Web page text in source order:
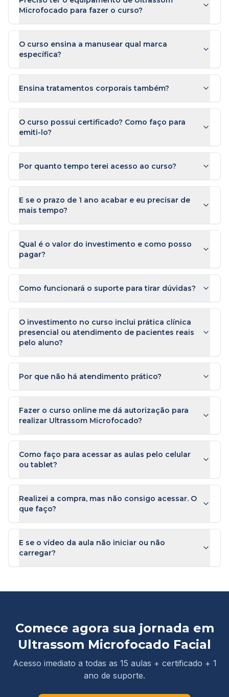
Microfocado para fazer o curso?
O curso ensina a manusear qual marca
específica?
Ensina tratamentos corporais também?
O curso possui certificado? Como faço para
emiti-lo?
Por quanto tempo terei acesso ao curso?
E se o prazo de 1 ano acabar e eu precisar de
mais tempo?
Qual é o valor do investimento e como posso
pagar?
Como funcionará o suporte para tirar dúvidas?
O investimento no curso inclui prática clínica
presencial ou atendimento de pacientes reais
pelo aluno?
Por que não há atendimento prático?
Fazer o curso online me dá autorização para
realizar Ultrassom Microfocado?
Como faço para acessar as aulas pelo celular
ou tablet?
Realizei a compra, mas não consigo acessar. O
que faço?
E se o vídeo da aula não iniciar ou não
carregar?
Comece agora sua jornada em
Ultrassom Microfocado Facial
Acesso imediato a todas as 15 aulas + certificado + 1
ano de suporte.